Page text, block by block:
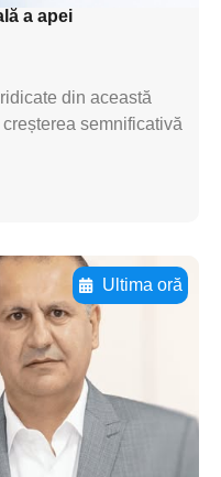
a apei
din această
semnificativă
Ultima oră
pentru
aici
aici